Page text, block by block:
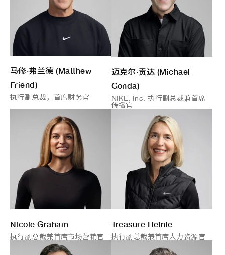
马修·弗兰德 (Matthew
Friend)
执行副总裁，首席财务官
迈克尔·贡达 (Michael
Gonda)
NIKE, Inc. 执行副总裁兼首席
传播官
Nicole Graham
执行副总裁兼首席市场营销官
Treasure Heinle
执行副总裁兼首席人力资源官